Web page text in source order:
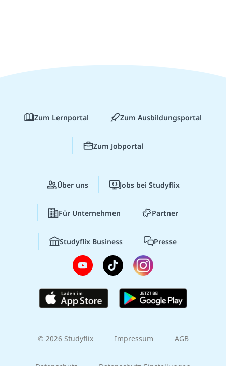
Zum Lernportal Zum Ausbildungsportal
Zum Jobportal
Über uns Jobs bei Studyflix
Für Unternehmen Partner
Studyflix Business Presse
© 2026 Studyflix Impressum AGB